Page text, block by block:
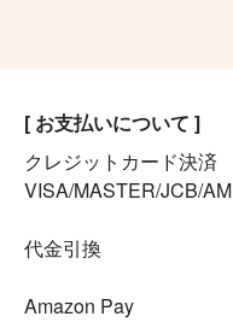
[ お支払いについて ]
クレジットカード決済
VISA/MASTER/JCB/
代金引換
Amazon Pay